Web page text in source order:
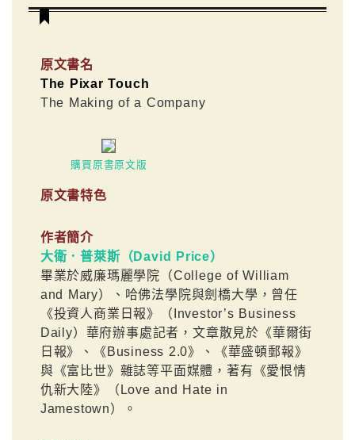
原文書名
The Pixar Touch
The Making of a Company
購買原書原文版
原文書特色
作者簡介
大衛．普萊斯（David Price）
畢業於威廉瑪麗學院（College of William
and Mary）、哈佛法學院與劍橋大學，曾任
《投資人商業日報》（Investor’s Business
Daily）華府辦事處記者，文章散見於《華爾街
日報》、《Business 2.0》、《華盛頓郵報》
與《富比世》雜誌等平面媒體，著有《愛恨情
仇新大陸》（Love and Hate in
Jamestown）。